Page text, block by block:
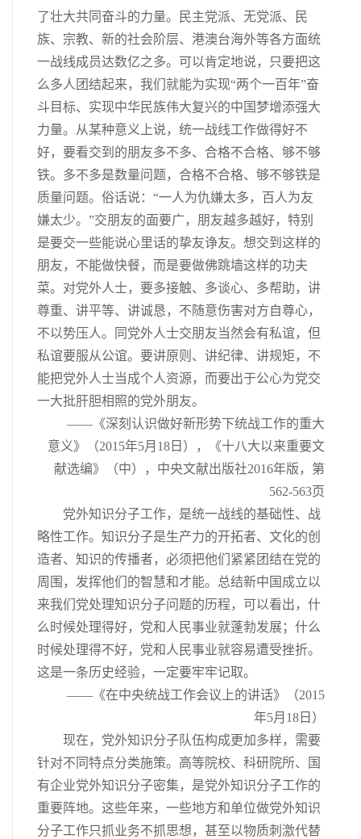
了壮大共同奋斗的力量。民主党派、无党派、民
族、宗教、新的社会阶层、港澳台海外等各方面统
一战线成员达数亿之多。可以肯定地说，只要把这
么多人团结起来，我们就能为实现“两个一百年”奋
斗目标、实现中华民族伟大复兴的中国梦增添强大
力量。从某种意义上说，统一战线工作做得好不
好，要看交到的朋友多不多、合格不合格、够不够
铁。多不多是数量问题，合格不合格、够不够铁是
质量问题。俗话说：“一人为仇嫌太多，百人为友
嫌太少。”交朋友的面要广，朋友越多越好，特别
是要交一些能说心里话的挚友诤友。想交到这样的
朋友，不能做快餐，而是要做佛跳墙这样的功夫
菜。对党外人士，要多接触、多谈心、多帮助，讲
尊重、讲平等、讲诚恳，不随意伤害对方自尊心，
不以势压人。同党外人士交朋友当然会有私谊，但
私谊要服从公谊。要讲原则、讲纪律、讲规矩，不
能把党外人士当成个人资源，而要出于公心为党交
一大批肝胆相照的党外朋友。
——《深刻认识做好新形势下统战工作的重大
意义》（2015年5月18日），《十八大以来重要文
献选编》（中），中央文献出版社2016年版，第
562-563页
党外知识分子工作，是统一战线的基础性、战
略性工作。知识分子是生产力的开拓者、文化的创
造者、知识的传播者，必须把他们紧紧团结在党的
周围，发挥他们的智慧和才能。总结新中国成立以
来我们党处理知识分子问题的历程，可以看出，什
么时候处理得好，党和人民事业就蓬勃发展；什么
时候处理得不好，党和人民事业就容易遭受挫折。
这是一条历史经验，一定要牢牢记取。
——《在中央统战工作会议上的讲话》（2015
年5月18日）
现在，党外知识分子队伍构成更加多样，需要
针对不同特点分类施策。高等院校、科研院所、国
有企业党外知识分子密集，是党外知识分子工作的
重要阵地。这些年来，一些地方和单位做党外知识
分子工作只抓业务不抓思想，甚至以物质刺激代替